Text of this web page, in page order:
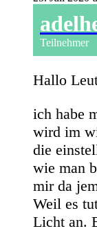
Teilnehmer
Hallo
ich habe
wird im
die
wie man
mir da
Weil es
Licht an.